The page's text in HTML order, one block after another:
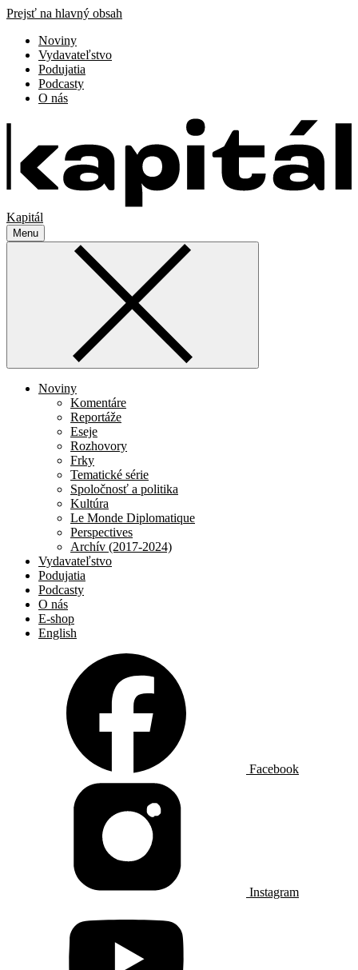
Prejsť na hlavný obsah
Noviny
Vydavateľstvo
Podujatia
Podcasty
O nás
Kapitál
Menu
Noviny
Komentáre
Reportáže
Eseje
Rozhovory
Frky
Tematické série
Spoločnosť a politika
Kultúra
Le Monde Diplomatique
Perspectives
Archív (2017-2024)
Vydavateľstvo
Podujatia
Podcasty
O nás
E-shop
English
Facebook
Instagram